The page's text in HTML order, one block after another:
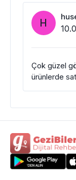
H
Çok güzel
ürünlerde